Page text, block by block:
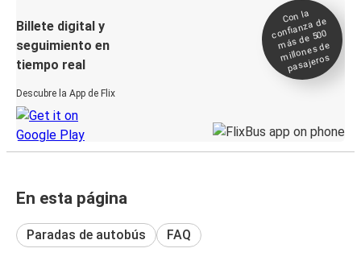
Billete digital y
seguimiento en
tiempo real
Descubre la App de Flix
Con la
confianza de
más de 500
millones de
pasajeros
En esta página
Paradas de autobús FAQ